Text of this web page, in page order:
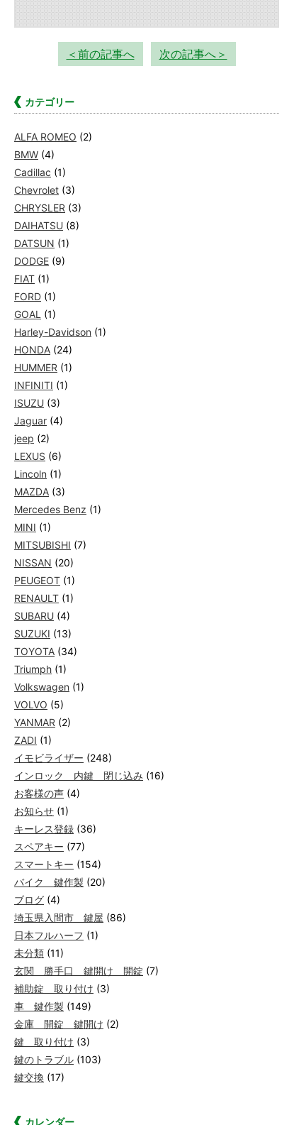
＜前の記事へ 次の記事へ＞
カテゴリー
ALFA ROMEO (2)
BMW (4)
Cadillac (1)
Chevrolet (3)
CHRYSLER (3)
DAIHATSU (8)
DATSUN (1)
DODGE (9)
FIAT (1)
FORD (1)
GOAL (1)
Harley-Davidson (1)
HONDA (24)
HUMMER (1)
INFINITI (1)
ISUZU (3)
Jaguar (4)
jeep (2)
LEXUS (6)
Lincoln (1)
MAZDA (3)
Mercedes Benz (1)
MINI (1)
MITSUBISHI (7)
NISSAN (20)
PEUGEOT (1)
RENAULT (1)
SUBARU (4)
SUZUKI (13)
TOYOTA (34)
Triumph (1)
Volkswagen (1)
VOLVO (5)
YANMAR (2)
ZADI (1)
イモビライザー (248)
インロック 内鍵 閉じ込み (16)
お客様の声 (4)
お知らせ (1)
キーレス登録 (36)
スペアキー (77)
スマートキー (154)
バイク 鍵作製 (20)
ブログ (4)
埼玉県入間市 鍵屋 (86)
日本フルハーフ (1)
未分類 (11)
玄関 勝手口 鍵開け 開錠 (7)
補助錠 取り付け (3)
車 鍵作製 (149)
金庫 開錠 鍵開け (2)
鍵 取り付け (3)
鍵のトラブル (103)
鍵交換 (17)
カレンダー